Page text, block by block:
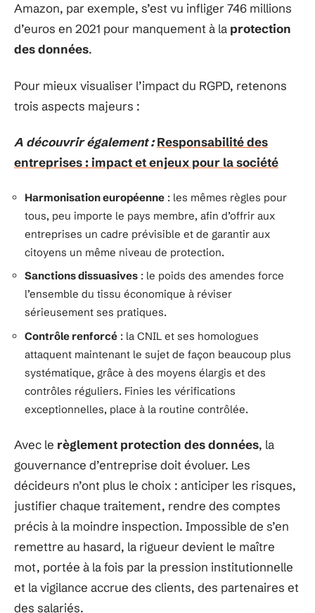
Amazon, par exemple, s’est vu infliger 746 millions
d’euros en 2021 pour manquement à la protection
des données.
Pour mieux visualiser l’impact du RGPD, retenons
trois aspects majeurs :
A découvrir également : Responsabilité des
entreprises : impact et enjeux pour la société
Harmonisation européenne : les mêmes règles pour
tous, peu importe le pays membre, afin d’offrir aux
entreprises un cadre prévisible et de garantir aux
citoyens un même niveau de protection.
Sanctions dissuasives : le poids des amendes force
l’ensemble du tissu économique à réviser
sérieusement ses pratiques.
Contrôle renforcé : la CNIL et ses homologues
attaquent maintenant le sujet de façon beaucoup plus
systématique, grâce à des moyens élargis et des
contrôles réguliers. Finies les vérifications
exceptionnelles, place à la routine contrôlée.
Avec le règlement protection des données, la
gouvernance d’entreprise doit évoluer. Les
décideurs n’ont plus le choix : anticiper les risques,
justifier chaque traitement, rendre des comptes
précis à la moindre inspection. Impossible de s’en
remettre au hasard, la rigueur devient le maître
mot, portée à la fois par la pression institutionnelle
et la vigilance accrue des clients, des partenaires et
des salariés.